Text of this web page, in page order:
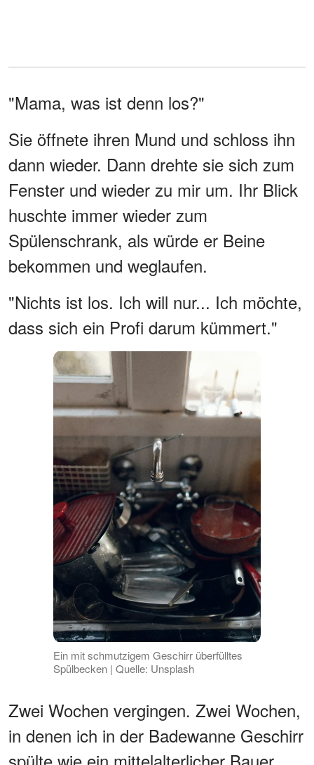
"Mama, was ist denn los?"
Sie öffnete ihren Mund und schloss ihn
dann wieder. Dann drehte sie sich zum
Fenster und wieder zu mir um. Ihr Blick
huschte immer wieder zum
Spülenschrank, als würde er Beine
bekommen und weglaufen.
"Nichts ist los. Ich will nur... Ich möchte,
dass sich ein Profi darum kümmert."
Ein mit schmutzigem Geschirr überfülltes
Spülbecken | Quelle: Unsplash
Zwei Wochen vergingen. Zwei Wochen,
in denen ich in der Badewanne Geschirr